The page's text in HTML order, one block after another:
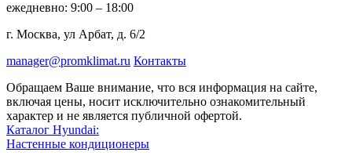
ежедневно: 9:00 – 18:00
г. Москва, ул Арбат, д. 6/2
manager@promklimat.ru Контакты
Обращаем Ваше внимание, что вся информация на сайте,
включая цены, носит исключительно ознакомительный
характер и не является публичной офертой.
Каталог Hyundai:
Настенные кондиционеры